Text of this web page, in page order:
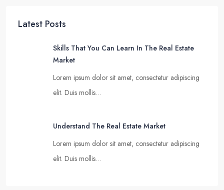
Latest Posts
Skills That You Can Learn In The Real Estate
Market
Lorem ipsum dolor sit amet, consectetur adipiscing
elit. Duis mollis…
Understand The Real Estate Market
Lorem ipsum dolor sit amet, consectetur adipiscing
elit. Duis mollis…